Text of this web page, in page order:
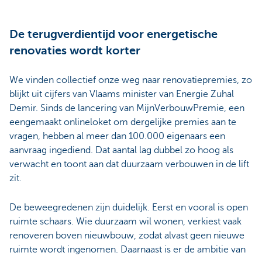
De terugverdientijd voor energetische
renovaties wordt korter
We vinden collectief onze weg naar renovatiepremies, zo
blijkt uit cijfers van Vlaams minister van Energie Zuhal
Demir. Sinds de lancering van MijnVerbouwPremie, een
eengemaakt onlineloket om dergelijke premies aan te
vragen, hebben al meer dan 100.000 eigenaars een
aanvraag ingediend. Dat aantal lag dubbel zo hoog als
verwacht en toont aan dat duurzaam verbouwen in de lift
zit.
De beweegredenen zijn duidelijk. Eerst en vooral is open
ruimte schaars. Wie duurzaam wil wonen, verkiest vaak
renoveren boven nieuwbouw, zodat alvast geen nieuwe
ruimte wordt ingenomen. Daarnaast is er de ambitie van